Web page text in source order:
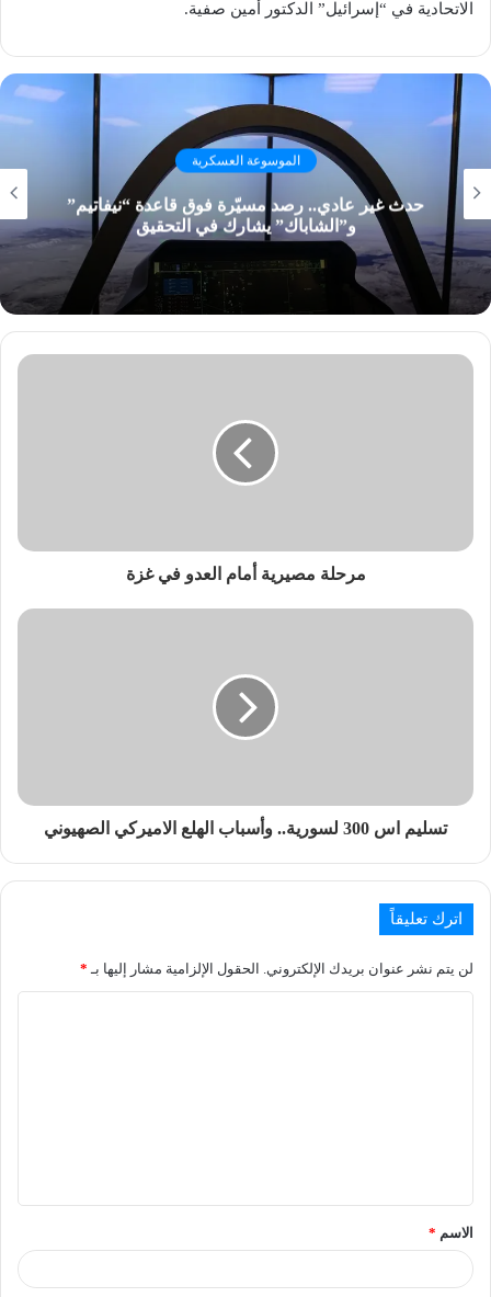
الاتحادية في “إسرائيل” الدكتور أمين صفية.
الموسوعة العسكرية
حدث غير عادي.. رصد مسيّرة فوق قاعدة “نيفاتيم”
و”الشاباك” يشارك في التحقيق
مرحلة مصيرية أمام العدو في غزة
تسليم اس 300 لسورية.. وأسباب الهلع الاميركي الصهيوني
اترك تعليقاً
لن يتم نشر عنوان بريدك الإلكتروني. الحقول الإلزامية مشار إليها بـ *
الاسم *